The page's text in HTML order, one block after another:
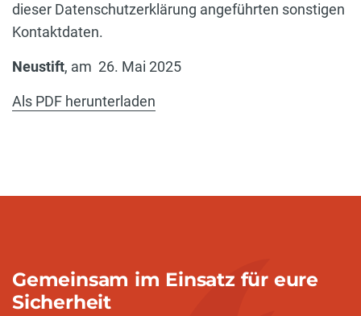
dieser Datenschutzerklärung angeführten sonstigen
Kontaktdaten.
Neustift, am 26. Mai 2025
Als PDF herunterladen
Gemeinsam im Einsatz für eure
Sicherheit